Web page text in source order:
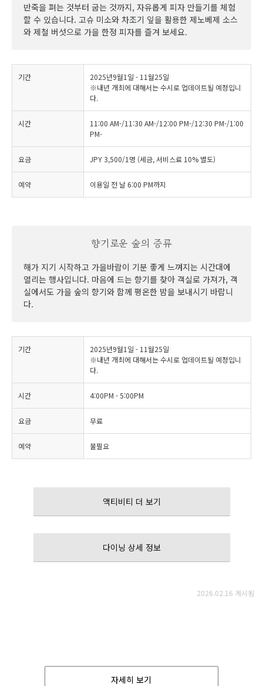
반죽을 펴는 것부터 굽는 것까지, 자유롭게 피자 만들기를 체험
할 수 있습니다. 고슈 미소와 차조기 잎을 활용한 제노베제 소스
와 제철 버섯으로 가을 한정 피자를 즐겨 보세요.
기간
2025년9월1일 - 11월25일
※내년 개최에 대해서는 수시로 업데이트될 예정입니
다.
시간
11:00 AM-/11:30 AM-/12:00 PM-/12:30 PM-/1:00
PM-
요금 JPY 3,500/1명 (세금, 서비스료 10% 별도)
예약 이용일 전 날 6:00 PM까지
향기로운 숲의 증류
해가 지기 시작하고 가을바람이 기분 좋게 느껴지는 시간대에
열리는 행사입니다. 마음에 드는 향기를 찾아 객실로 가져가, 객
실에서도 가을 숲의 향기와 함께 평온한 밤을 보내시기 바랍니
다.
기간
2025년9월1일 - 11월25일
※내년 개최에 대해서는 수시로 업데이트될 예정입니
다.
시간 4:00PM - 5:00PM
요금 무료
예약 불필요
액티비티 더 보기
다이닝 상세 정보
2026.02.16 게시됨
자세히 보기